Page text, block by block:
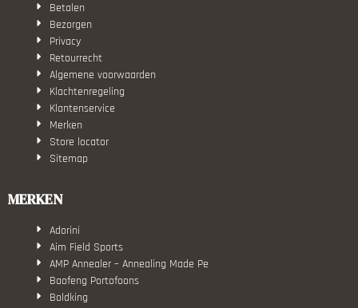
Betalen
Bezorgen
Privacy
Retourrecht
Algemene voorwaarden
Klachtenregeling
Klantenservice
Merken
Store locator
Sitemap
MERKEN
Adorini
Aim Field Sports
AMP Annealer – Annealing Made Pe
Baofeng Portofoons
Boldking